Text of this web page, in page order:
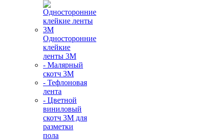
Односторонние
клейкие
ленты 3М
- Малярный
скотч 3М
- Тефлоновая
лента
- Цветной
виниловый
скотч 3М для
разметки
пола